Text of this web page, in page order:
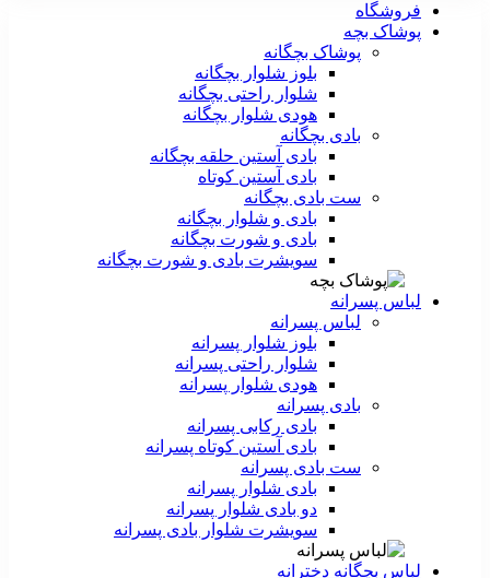
فروشگاه
پوشاک بچه
پوشاک بچگانه
بلوز شلوار بچگانه
شلوار راحتی بچگانه
هودی شلوار بچگانه
بادی بچگانه
بادی آستین حلقه بچگانه
بادی آستین کوتاه
ست‌ بادی بچگانه
بادی و شلوار بچگانه
بادی و شورت بچگانه
سویشرت بادی و شورت بچگانه
لباس پسرانه
لباس پسرانه
بلوز شلوار پسرانه
شلوار راحتی پسرانه
هودی شلوار پسرانه
بادی پسرانه
بادی رکابی پسرانه
بادی آستین کوتاه پسرانه
ست بادی پسرانه
بادی شلوار پسرانه
دو بادی شلوار پسرانه
سویشرت شلوار بادی پسرانه
لباس بچگانه دخترانه